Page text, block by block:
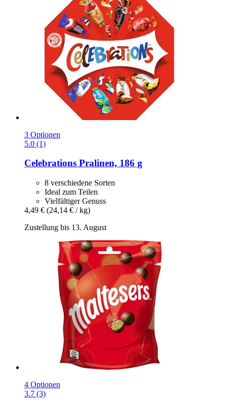
3 Optionen
5.0 (1)
Celebrations Pralinen, 186 g
8 verschiedene Sorten
Ideal zum Teilen
Vielfältiger Genuss
4,49 € (24,14 € / kg)
Zustellung bis 13. August
4 Optionen
3.7 (3)